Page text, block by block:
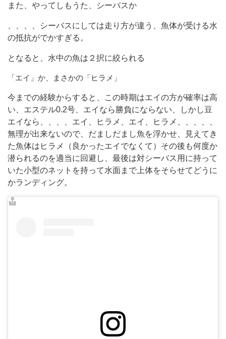
また、やってしもうた、シーバスか
、、、、シーバスにしては走り方が違う、魚体が受ける水
の抵抗がでかすぎる。
となると、水中の魚は２択に絞られる
「エイ」か、まさかの「ヒラメ」
今までの経験からすると、この時期はエイの方が確率は高
い、エステル0.2号、エイなら勝負にならない、しかし豆
エイなら、、、、エイ、ヒラメ、エイ、ヒラメ、、、、、
無理が出来ないので、だましだまし魚を浮かせ、見えてき
た魚体はヒラメ（良かったエイでなくて）その後も何度か
潜られるのを適当に回避し、最後は対シーバス用に持って
いた小型のネットを持って水面まで上体をそらせてどうに
かランディング。